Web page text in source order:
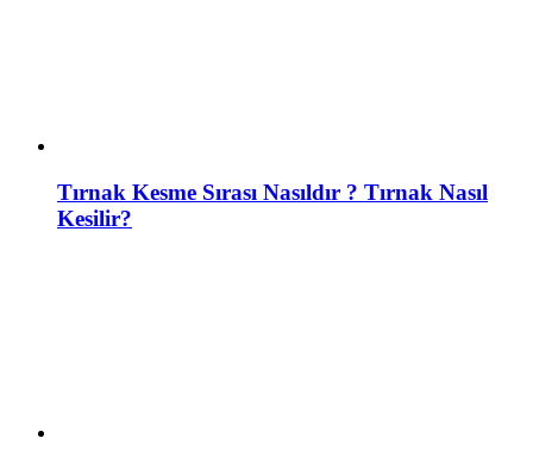
Tırnak Kesme Sırası Nasıldır ? Tırnak Nasıl
Kesilir?